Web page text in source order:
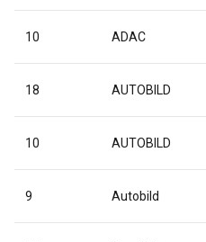
10 ADAC
18 AUTOBILD
10 AUTOBILD
9 Autobild